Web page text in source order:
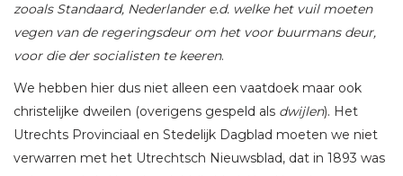
zooals Standaard, Nederlander e.d. welke het vuil moeten
vegen van de regeringsdeur om het voor buurmans deur,
voor die der socialisten te keeren.
We hebben hier dus niet alleen een vaatdoek maar ook
christelijke dweilen (overigens gespeld als dwijlen). Het
Utrechts Provinciaal en Stedelijk Dagblad moeten we niet
verwarren met het Utrechtsch Nieuwsblad, dat in 1893 was